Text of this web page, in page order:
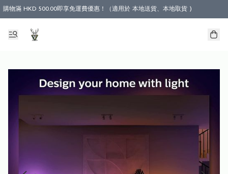
購物滿 HKD 500.00即享免運費優惠！（適用於 本地送貨、本地取貨 )